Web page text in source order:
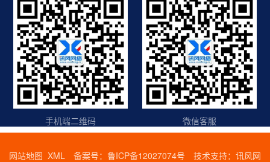
手机端二维码 微信客服
网站地图 XML 备案号： 鲁ICP备12027074号 技术支持： 讯风网